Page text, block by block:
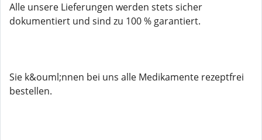
Alle unsere Lieferungen werden stets sicher
dokumentiert und sind zu 100 % garantiert.
Sie k&ouml;nnen bei uns alle Medikamente rezeptfrei
bestellen.